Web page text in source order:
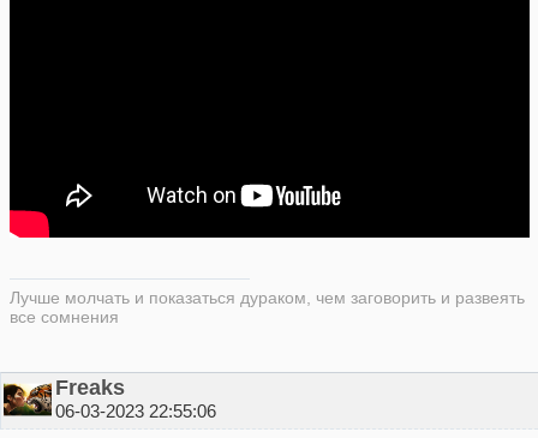
Лучше молчать и показаться дураком, чем заговорить и развеять
все сомнения
Freaks
06-03-2023 22:55:06